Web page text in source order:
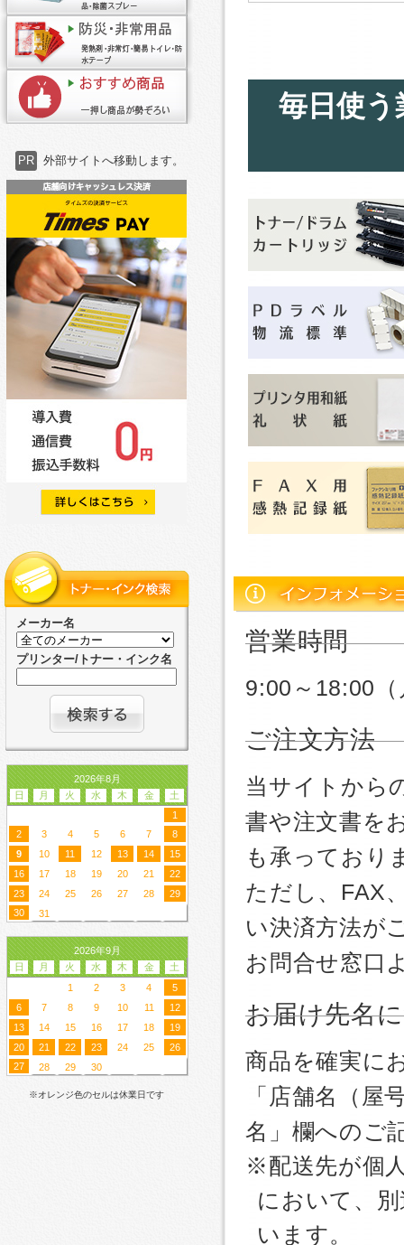
PR 外部サイトへ移動します。
メーカー名
プリンター/トナー・インク名
2026年8月
日
月 火 水 木 金
土
1
2
3 4 5 6 7
8
9
10 11 12 13 14
15
16
17 18 19 20 21
22
23
24 25 26 27 28
29
30
31
2026年9月
日
月 火 水 木 金
土
1
2 3 4
5
6
7 8 9 10 11
12
13
14 15 16 17 18
19
20
21 22 23 24 25
26
27
28 29 30
※オレンジ色のセルは休業日です
毎日使う
営業時間
9:00～18:00
ご注文方法
当サイトから
書や注文書を
も承っており
ただし、FAX
い決済方法が
お問合せ窓口
お届け先名
商品を確実に
「店舗名（屋
名」欄へのご
※配送先が個
において、
います。